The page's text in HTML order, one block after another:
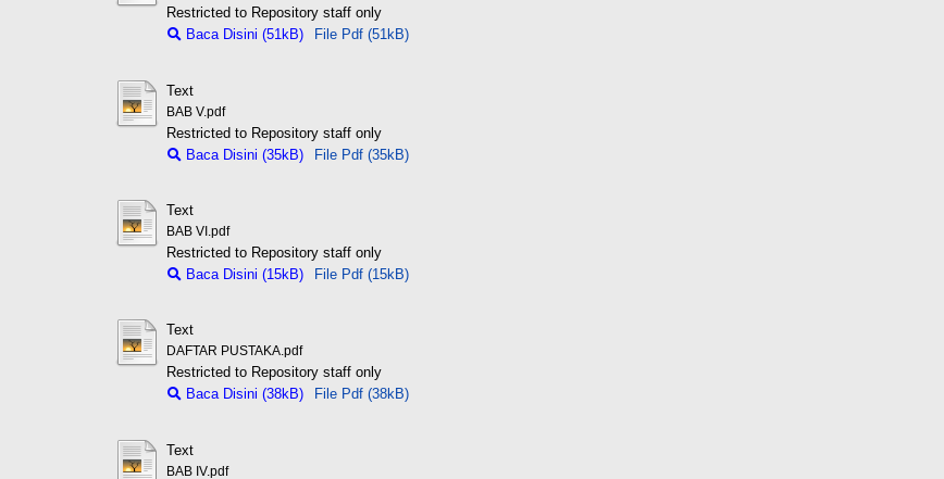
Restricted to Repository staff only
Baca Disini (51kB)
File Pdf (51kB)
Text
BAB V.pdf
Restricted to Repository staff only
Baca Disini (35kB)
File Pdf (35kB)
Text
BAB VI.pdf
Restricted to Repository staff only
Baca Disini (15kB)
File Pdf (15kB)
Text
DAFTAR PUSTAKA.pdf
Restricted to Repository staff only
Baca Disini (38kB)
File Pdf (38kB)
Text
BAB IV.pdf